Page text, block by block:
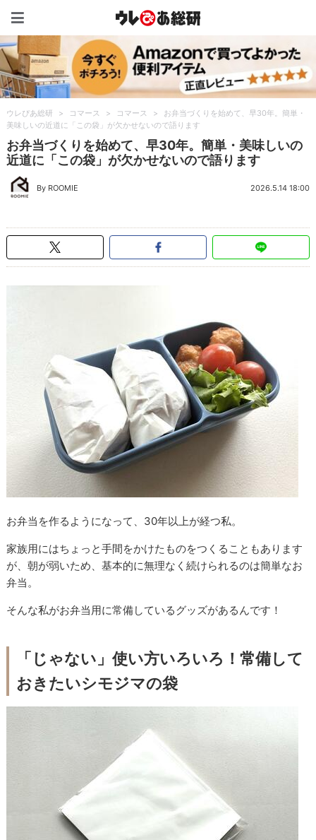
ウレぴあ総研 > コマース > コマース >
お弁当づくりを始めて、早30年。簡単・
美味しいの近道に「この袋」が欠かせないので語ります
お弁当づくりを始めて、早30年。簡単・美味しいの
近道に「この袋」が欠かせないので語ります
By ROOMIE 2026.5.14 18:00
お弁当を作るようになって、30年以上が経つ私。
家族用にはちょっと手間をかけたものをつくることもあります
が、朝が弱いため、基本的に無理なく続けられるのは簡単なお
弁当。
そんな私がお弁当用に常備しているグッズがあるんです！
「じゃない」使い方いろいろ！常備して
おきたいシモジマの袋